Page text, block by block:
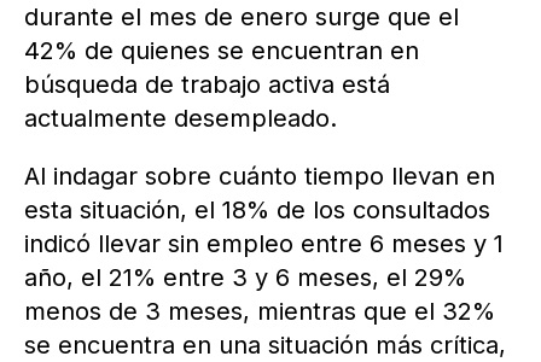
durante el mes de enero surge que el
42% de quienes se encuentran en
búsqueda de trabajo activa está
actualmente desempleado.
Al indagar sobre cuánto tiempo llevan en
esta situación, el 18% de los consultados
indicó llevar sin empleo entre 6 meses y 1
año, el 21% entre 3 y 6 meses, el 29%
menos de 3 meses, mientras que el 32%
se encuentra en una situación más crítica,